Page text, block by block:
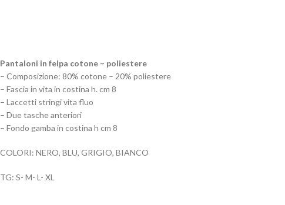
Pantaloni in felpa cotone – poliestere
– Composizione: 80% cotone – 20% poliestere
– Fascia in vita in costina h. cm 8
– Laccetti stringi vita fluo
– Due tasche anteriori
– Fondo gamba in costina h cm 8
COLORI: NERO, BLU, GRIGIO, BIANCO
TG: S- M- L- XL